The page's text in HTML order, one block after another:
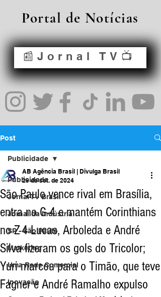
Portal de Notícias
📰Jornal TV📺
Post
Publicidade
Jornal TV Brasil
Jornal da Indústria
SP - São Paulo
Marketing
Uma Rede Comercial
Inovação
Publicidade
São Paulo vence rival em Brasília,
entra no G-4 e mantém Corinthians
no Z-4 Lucas, Arboleda e André
Silva fizeram os gols do Tricolor;
Yuri marcou para o Timão, que teve
Fagner e André Ramalho expulso
AB Agência Brasil | Divulga Brasil
29 de set. de 2024